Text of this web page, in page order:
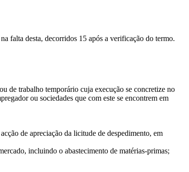
falta desta, decorridos 15 após a verificação do termo.
de trabalho temporário cuja execução se concretize no
ou sociedades que com este se encontrem em
de apreciação da licitude de despedimento, em
incluindo o abastecimento de matérias-primas;